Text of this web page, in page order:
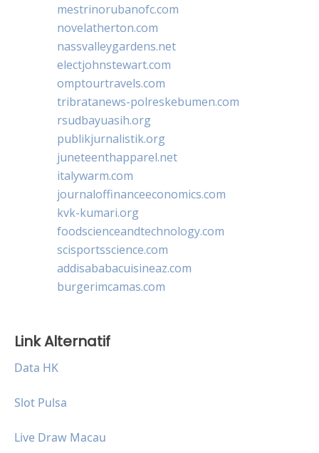
mestrinorubanofc.com
novelatherton.com
nassvalleygardens.net
electjohnstewart.com
omptourtravels.com
tribratanews-polreskebumen.com
rsudbayuasih.org
publikjurnalistik.org
juneteenthapparel.net
italywarm.com
journaloffinanceeconomics.com
kvk-kumari.org
foodscienceandtechnology.com
scisportsscience.com
addisababacuisineaz.com
burgerimcamas.com
Link Alternatif
Data HK
Slot Pulsa
Live Draw Macau